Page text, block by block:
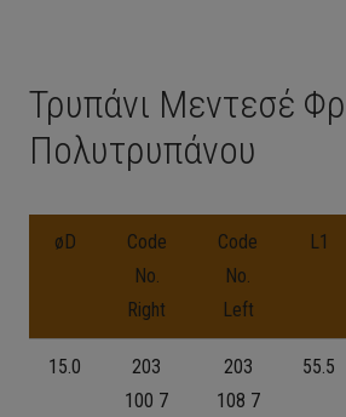
Τρυπάνι Μεντεσέ
Πολυτρυπάνου
øD
Code
No.
Right
Code
No.
Left
L1
15.0
203
100 7
203
108 7
55.5